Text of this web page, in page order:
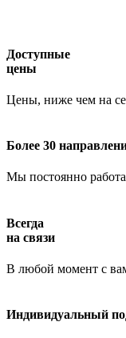
Доступные
цены
Цены, ниже чем на
Более 30
Мы постоянно
Всегда
на связи
В любой момент с
Индивидуальный